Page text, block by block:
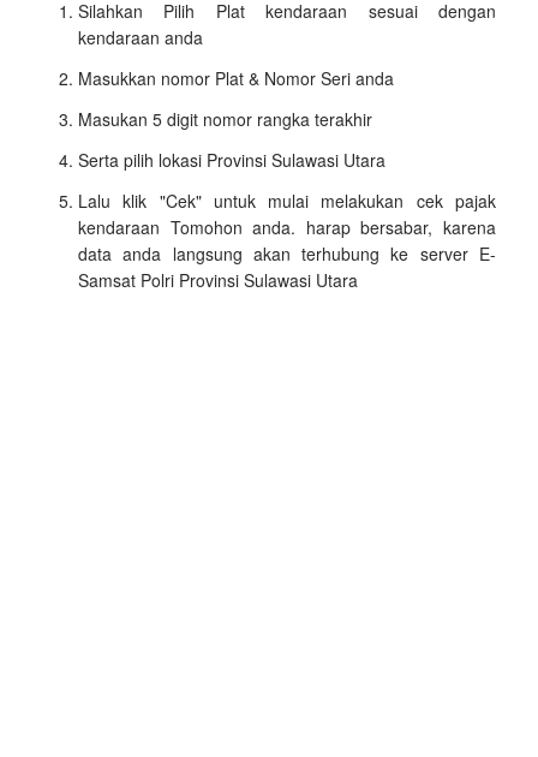
Silahkan Pilih Plat kendaraan sesuai dengan
kendaraan anda
Masukkan nomor Plat & Nomor Seri anda
Masukan 5 digit nomor rangka terakhir
Serta pilih lokasi Provinsi Sulawasi Utara
Lalu klik "Cek" untuk mulai melakukan cek pajak
kendaraan Tomohon anda. harap bersabar, karena
data anda langsung akan terhubung ke server E-
Samsat Polri Provinsi Sulawasi Utara